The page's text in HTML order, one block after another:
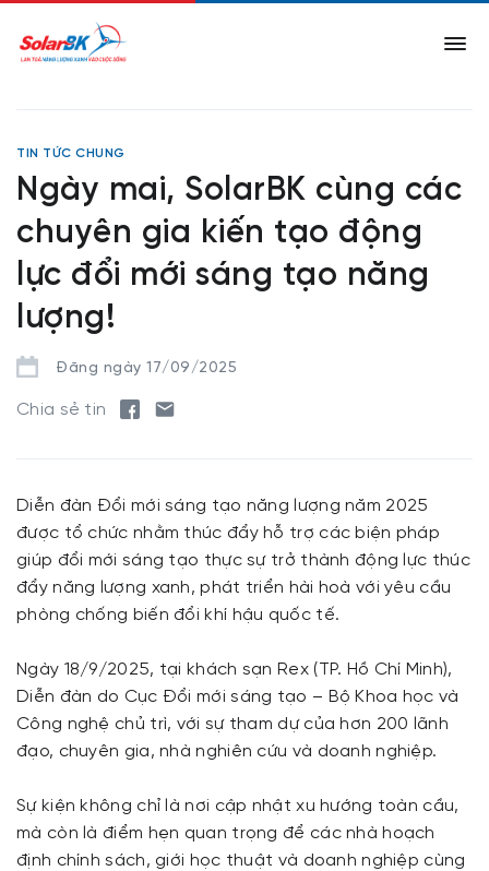
TIN TỨC CHUNG
Ngày mai, SolarBK cùng các
chuyên gia kiến tạo động
lực đổi mới sáng tạo năng
lượng!
Đăng ngày 17/09/2025
Chia sẻ tin
Diễn đàn Đổi mới sáng tạo năng lượng năm 2025
được tổ chức nhằm thúc đẩy hỗ trợ các biện pháp
giúp đổi mới sáng tạo thực sự trở thành động lực thúc
đẩy năng lượng xanh, phát triển hài hoà với yêu cầu
phòng chống biến đổi khí hậu quốc tế.
Ngày 18/9/2025, tại khách sạn Rex (TP. Hồ Chí Minh),
Diễn đàn do Cục Đổi mới sáng tạo – Bộ Khoa học và
Công nghệ chủ trì, với sự tham dự của hơn 200 lãnh
đạo, chuyên gia, nhà nghiên cứu và doanh nghiệp.
Sự kiện không chỉ là nơi cập nhật xu hướng toàn cầu,
mà còn là điểm hẹn quan trọng để các nhà hoạch
định chính sách, giới học thuật và doanh nghiệp cùng